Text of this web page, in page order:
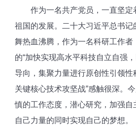
作为一名共产党员，一直坚定
祖国的发展。二十大习近平总书记
舞热血沸腾，作为一名科研工作者
的“加快实现高水平科技自立自强
导向，集聚力量进行原创性引领性
关键核心技术攻坚战”感触很深。
慎的工作态度，潜心研究，加强自
自己力量的同时实现自己的梦想。